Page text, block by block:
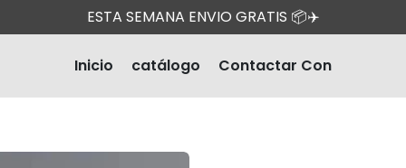
ESTA SEMANA ENVIO GRATIS 📦✈️
Inicio catálogo Contactar Con